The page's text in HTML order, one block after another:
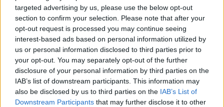
targeted advertising by us, please use the below opt-out
section to confirm your selection. Please note that after your
opt-out request is processed you may continue seeing
interest-based ads based on personal information utilized by
us or personal information disclosed to third parties prior to
your opt-out. You may separately opt-out of the further
disclosure of your personal information by third parties on the
IAB’s list of downstream participants. This information may
also be disclosed by us to third parties on the IAB’s List of
Downstream Participants that may further disclose it to other
ζωή του 26χρονου Αφγανού μετά τη δολοφονία
στην Κυψέλη
07.08.2026 ΓΙΏΡΓΟΣ ΓΕΩΡΓΑΚΌΠΟΥΛΟΣ